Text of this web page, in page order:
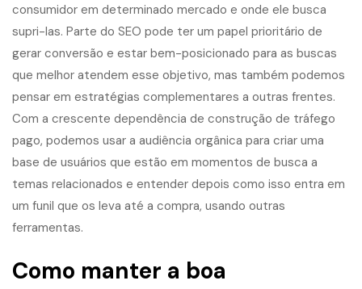
consumidor em determinado mercado e onde ele busca
supri-las. Parte do SEO pode ter um papel prioritário de
gerar conversão e estar bem-posicionado para as buscas
que melhor atendem esse objetivo, mas também podemos
pensar em estratégias complementares a outras frentes.
Com a crescente dependência de construção de tráfego
pago, podemos usar a audiência orgânica para criar uma
base de usuários que estão em momentos de busca a
temas relacionados e entender depois como isso entra em
um funil que os leva até a compra, usando outras
ferramentas.
Como manter a boa